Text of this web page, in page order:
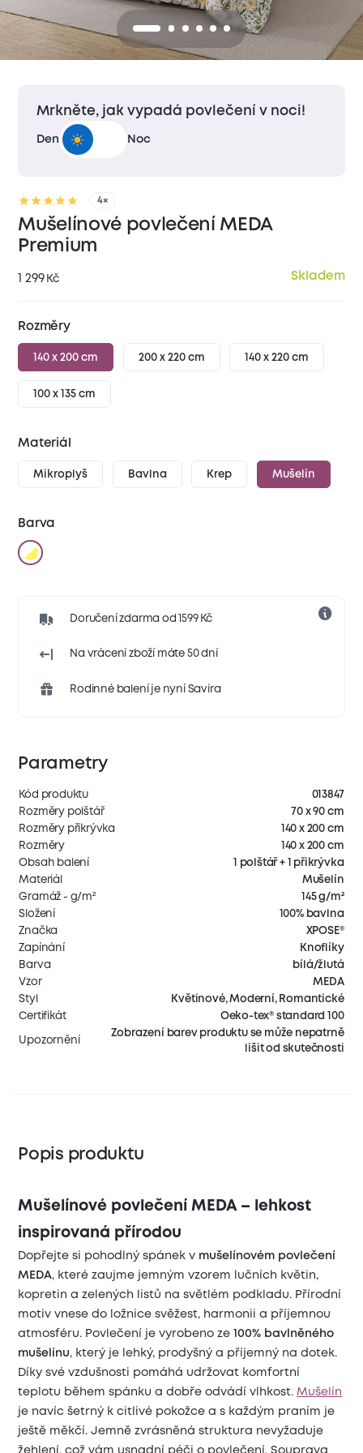
4×
Mušelínové povlečení MEDA
Premium
1 299 Kč Skladem
Rozměry
140 x 200 cm 200 x 220 cm 140 x 220 cm
100 x 135 cm
Materiál
Mikroplyš Bavlna Krep Mušelín
Barva
Doručení zdarma od 1599 Kč
Na vrácení zboží máte 50 dní
Rodinné balení je nyní Savira
Mrkněte, jak vypadá povlečení v noci!
Den Noc
Parametry
Kód produktu
013847
Rozměry polštář
70 x 90 cm
Rozměry přikrývka
140 x 200 cm
Rozměry
140 x 200 cm
Obsah balení
1 polštář + 1 přikrývka
Materiál
Mušelín
Gramáž - g/m²
145 g/m²
Složení
100% bavlna
Značka
XPOSE®
Zapínání
Knoflíky
Barva
bílá/žlutá
Vzor
MEDA
Styl
Květinové, Moderní, Romantické
Certifikát
Oeko-tex® standard 100
Upozornění
Zobrazení barev produktu se může nepatrně
lišit od skutečnosti
Popis produktu
Mušelínové povlečení MEDA – lehkost
inspirovaná přírodou
Dopřejte si pohodlný spánek v mušelínovém povlečení
MEDA, které zaujme jemným vzorem lučních květin,
kopretin a zelených listů na světlém podkladu. Přírodní
motiv vnese do ložnice svěžest, harmonii a příjemnou
atmosféru. Povlečení je vyrobeno ze
100% bavlněného
mušelínu, který je lehký, prodyšný a příjemný na dotek.
Díky své vzdušnosti pomáhá udržovat komfortní
teplotu během spánku a dobře odvádí vlhkost. Mušelín
je navíc šetrný k citlivé pokožce a s každým praním je
ještě měkčí. Jemně zvrásněná struktura nevyžaduje
žehlení, což vám usnadní péči o povlečení. Souprava